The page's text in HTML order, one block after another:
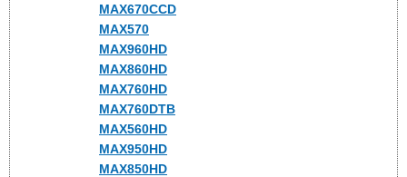
MAX670CCD
MAX570
MAX960HD
MAX860HD
MAX760HD
MAX760DTB
MAX560HD
MAX950HD
MAX850HD